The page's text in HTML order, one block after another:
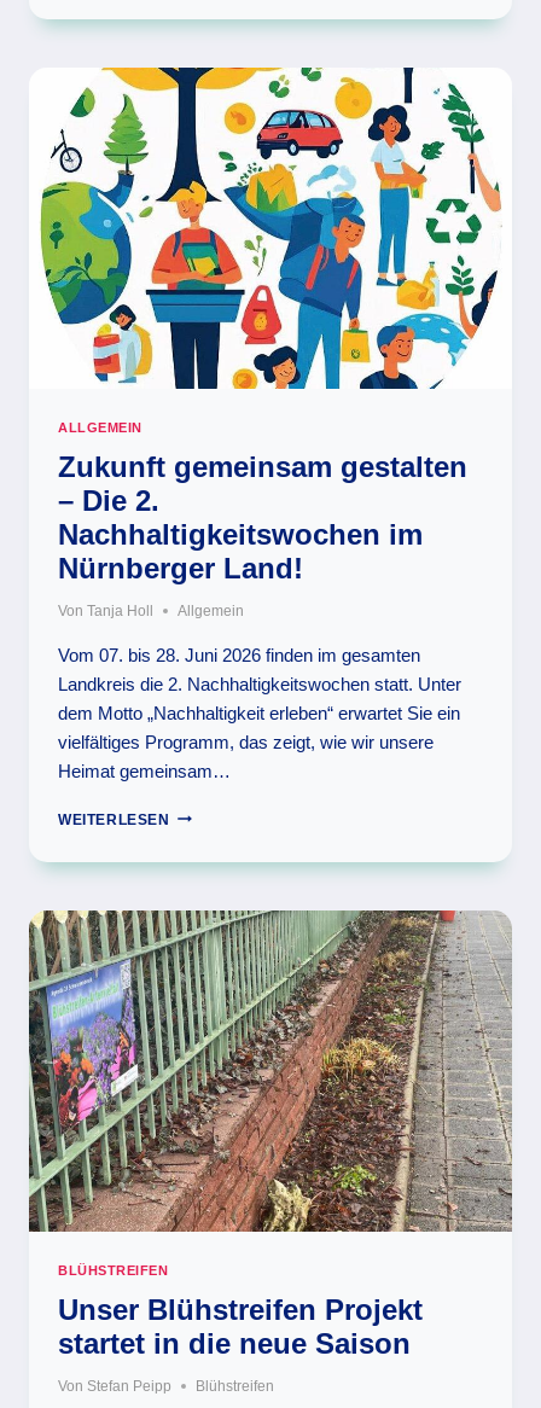
SCHWARZENBRUCK:
DER
AGENDA
21
ALLGEMEIN
Zukunft gemeinsam gestalten
– Die 2.
Nachhaltigkeitswochen im
Nürnberger Land!
Von Tanja Holl Allgemein
Vom 07. bis 28. Juni 2026 finden im gesamten
Landkreis die 2. Nachhaltigkeitswochen statt. Unter
dem Motto „Nachhaltigkeit erleben“ erwartet Sie ein
vielfältiges Programm, das zeigt, wie wir unsere
Heimat gemeinsam…
WEITERLESEN ZUKUNFT
GESTALTEN
2.
NACHHALTIGKEITSWOCHEN
IM
NÜRNBERGER
LAND!
BLÜHSTREIFEN
Unser Blühstreifen Projekt
startet in die neue Saison
Von Stefan Peipp Blühstreifen